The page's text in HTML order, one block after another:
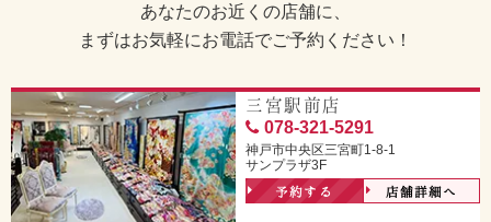
あなたのお近くの店舗に、
まずはお気軽にお電話でご予約ください！
三宮駅前店
078-321-5291
神戸市中央区三宮町1-8-1
サンプラザ3F
予約する 店舗詳細へ